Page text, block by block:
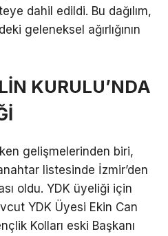
dahil edildi. Bu dağılım,
geleneksel ağırlığının
KURULU’NDA
gelişmelerinden biri,
listesinde İzmir’den
oldu. YDK üyeliği için
YDK Üyesi Ekin Can
Kolları eski Başkanı